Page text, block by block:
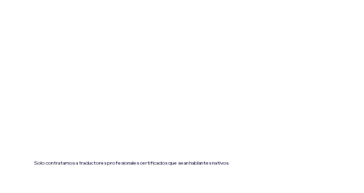
Solo contratamos a traductores profesionales certificados que sean hablantes nativos.